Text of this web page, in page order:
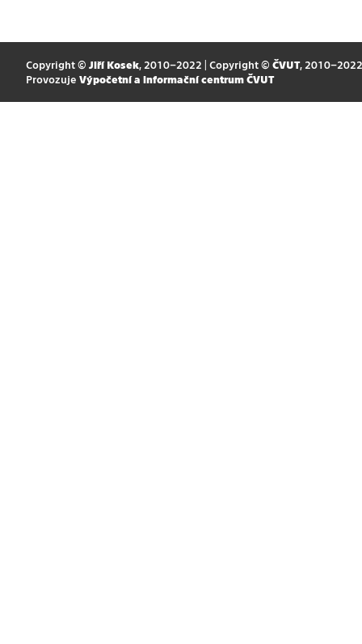
Copyright © Jiří Kosek, 2010–2022 | Copyright © ČVUT, 2010–2022
Provozuje Výpočetní a informační centrum ČVUT